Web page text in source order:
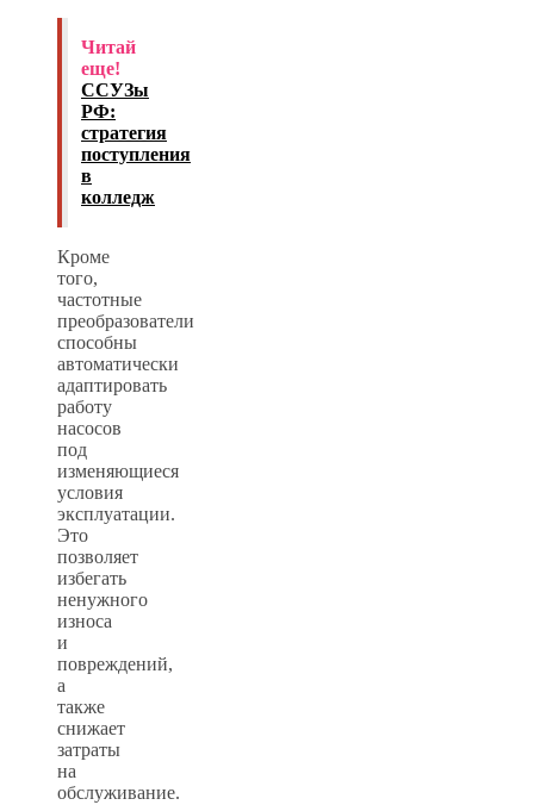
Читай
еще!
ССУЗы
РФ:
стратегия
поступления
в
колледж
Кроме
того,
частотные
преобразователи
способны
автоматически
адаптировать
работу
насосов
под
изменяющиеся
условия
эксплуатации.
Это
позволяет
избегать
ненужного
износа
и
повреждений,
а
также
снижает
затраты
на
обслуживание.